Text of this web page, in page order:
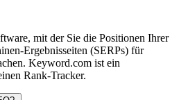
mit der Sie die Positionen Ihrer
Ergebnisseiten (SERPs) für
Keyword.com ist ein
Rank-Tracker.